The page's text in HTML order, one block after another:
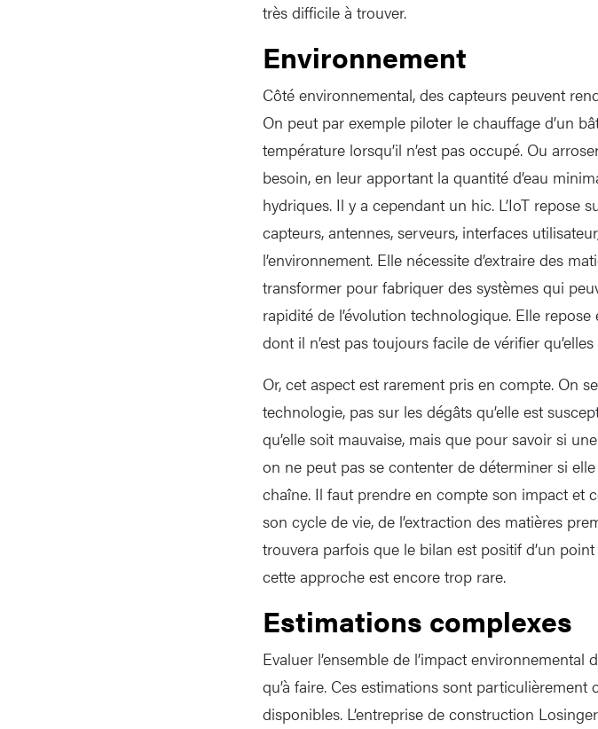
très difficile à trouver.
Environnement
Côté environnemental, des capteurs peuvent
On peut par exemple piloter le chauffage d’un
température lorsqu’il n’est pas occupé. Ou
besoin, en leur apportant la quantité d’eau
hydriques. Il y a cependant un hic. L’IoT repose
capteurs, antennes, serveurs, interfaces
l’environnement. Elle nécessite d’extraire des
transformer pour fabriquer des systèmes qui
rapidité de l’évolution technologique. Elle
dont il n’est pas toujours facile de vérifier
Or, cet aspect est rarement pris en compte. On
technologie, pas sur les dégâts qu’elle est
qu’elle soit mauvaise, mais que pour savoir si
on ne peut pas se contenter de déterminer si
chaîne. Il faut prendre en compte son impact et
son cycle de vie, de l’extraction des matières
trouvera parfois que le bilan est positif d’un
cette approche est encore trop rare.
Estimations complexes
Evaluer l’ensemble de l’impact
qu’à faire. Ces estimations sont
disponibles. L’entreprise de construction